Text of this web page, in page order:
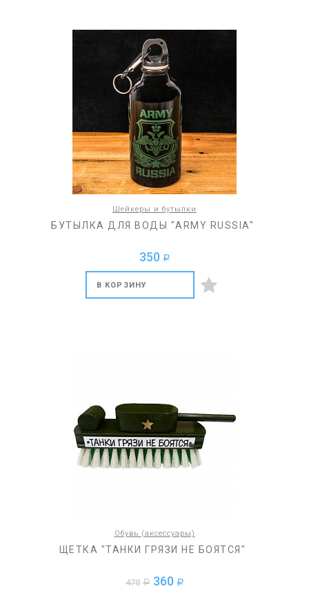
Шейкеры и бутылки
БУТЫЛКА ДЛЯ ВОДЫ "ARMY RUSSIA"
350 a
В КОРЗИНУ
Обувь (аксессуары)
ЩЕТКА "ТАНКИ ГРЯЗИ НЕ БОЯТСЯ"
470 a 360 a